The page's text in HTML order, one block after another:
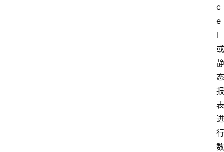
c
e
l
或
静
态
报
表
进
行
数